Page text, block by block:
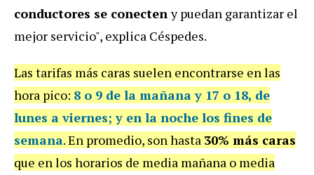
conductores se conecteny puedan garantizar el
mejor servicio", explica Céspedes.
Las tarifas más caras suelen encontrarse en las
hora pico: 8 o 9 de la mañana y 17 o 18, de
lunes a viernes; y en la noche los fines de
semana. En promedio, son hasta 30% más caras
que en los horarios de media mañana o media